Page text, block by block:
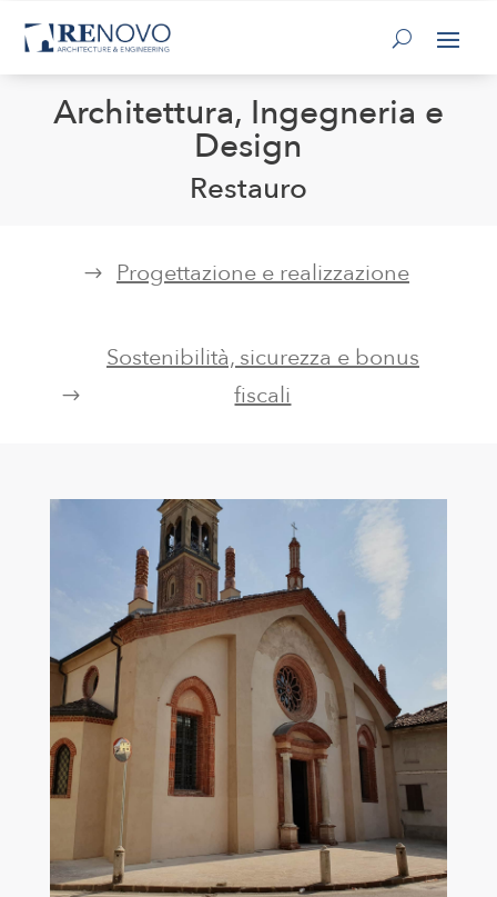
Architettura, Ingegneria e
Design
Restauro
Progettazione e realizzazione
Sostenibilità, sicurezza e bonus
fiscali